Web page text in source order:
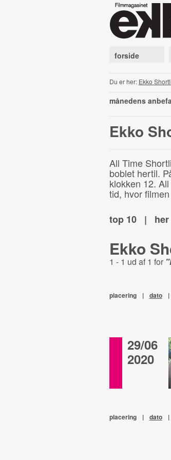
forside
Du er her: Ekko
månedens
Ekko
All Time
boblet hertil.
klokken 12.
tid, hvor
top 10
|
Ekko
1 - 1 ud af 1 for
placering | dato |
29/06
2020
placering | dato |